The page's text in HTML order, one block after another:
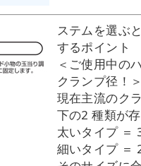
ステムを選ぶ
するポイント
＜ご使用中の
クランプ径！
現在主流のク
下の2 種類が
太いタイプ ＝
細いタイプ ＝